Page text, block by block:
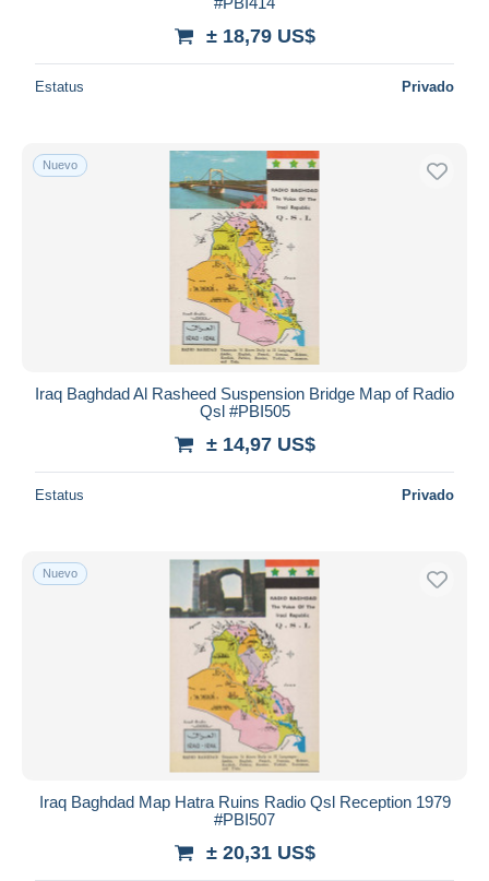
± 18,79 US$
Estatus Privado
Nuevo
Iraq Baghdad Al Rasheed Suspension Bridge Map of Radio
Qsl #PBI505
± 14,97 US$
Estatus Privado
Nuevo
Iraq Baghdad Map Hatra Ruins Radio Qsl Reception 1979
#PBI507
± 20,31 US$